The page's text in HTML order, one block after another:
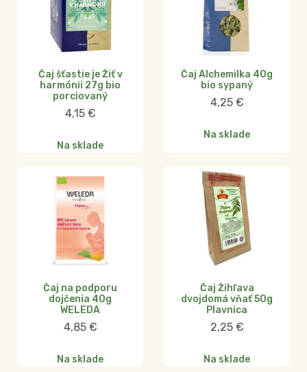
Čaj šťastie je Žiť v
harmónii 27g bio
porciovaný
4,15 €
Na sklade
Čaj Alchemilka 40g
bio sypaný
4,25 €
Na sklade
Čaj na podporu
dojčenia 40g
WELEDA
4,85 €
Na sklade
Čaj Žihľava
dvojdomá vňať 50g
Plavnica
2,25 €
Na sklade